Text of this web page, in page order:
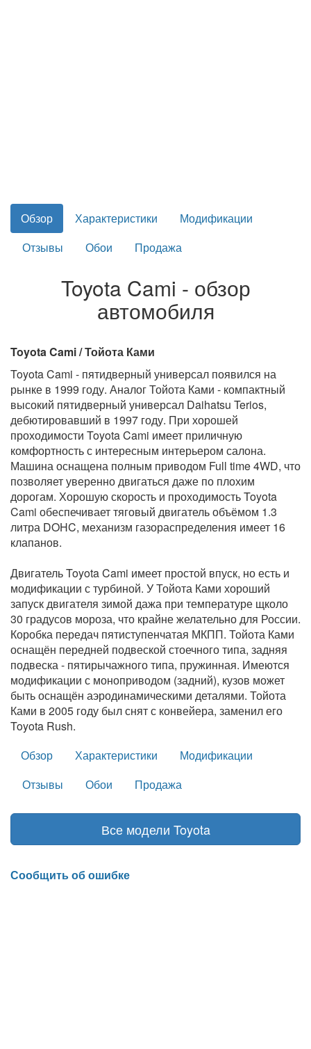
Обзор Характеристики
Модификации
Отзывы
Обои Продажа
Toyota Cami - обзор
автомобиля
Toyota Cami / Тойота Ками
Toyota Cami - пятидверный универсал появился на
рынке в 1999 году. Аналог Тойота Ками - компактный
высокий пятидверный универсал Daihatsu Terios,
дебютировавший в 1997 году. При хорошей
проходимости Toyota Cami имеет приличную
комфортность с интересным интерьером салона.
Машина оснащена полным приводом Full time 4WD, что
позволяет уверенно двигаться даже по плохим
дорогам. Хорошую скорость и проходимость Toyota
Cami обеспечивает тяговый двигатель объёмом 1.3
литра DOHC, механизм газораспределения имеет 16
клапанов.
Двигатель Toyota Cami имеет простой впуск, но есть и
модификации с турбиной. У Тойота Ками хороший
запуск двигателя зимой дажа при температуре щколо
30 градусов мороза, что крайне желательно для России.
Коробка передач пятиступенчатая МКПП. Тойота Ками
оснащён передней подвеской стоечного типа, задняя
подвеска - пятирычажного типа, пружинная. Имеются
модификации с моноприводом (задний), кузов может
быть оснащён аэродинамическими деталями. Тойота
Ками в 2005 году был снят с конвейера, заменил его
Toyota Rush.
Обзор
Характеристики
Модификации
Отзывы
Обои Продажа
Все модели Toyota
Сообщить об ошибке